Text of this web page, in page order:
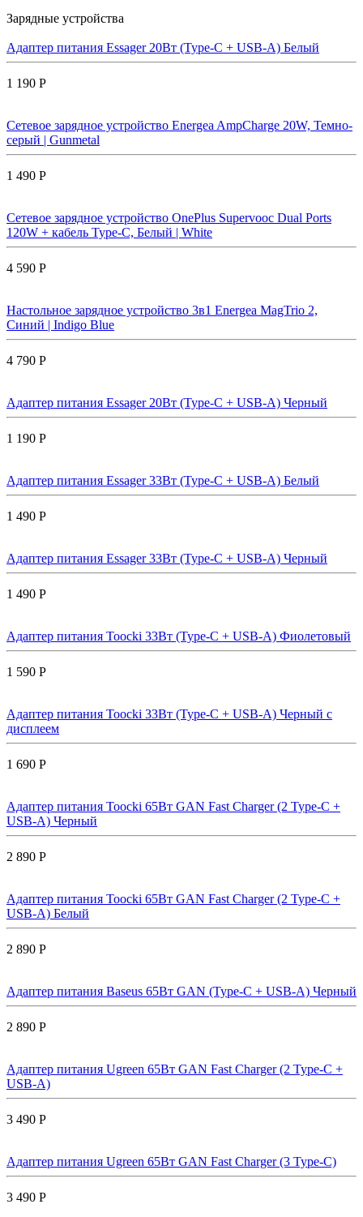
Зарядные устройства
Адаптер питания Essager 20Вт (Type-C + USB-A) Белый
1 190 Р
Сетевое зарядное устройство Energea AmpCharge 20W, Темно-
серый | Gunmetal
1 490 Р
Сетевое зарядное устройство OnePlus Supervooc Dual Ports
120W + кабель Type-C, Белый | White
4 590 Р
Настольное зарядное устройство 3в1 Energea MagTrio 2,
Синий | Indigo Blue
4 790 Р
Адаптер питания Essager 20Вт (Type-C + USB-A) Черный
1 190 Р
Адаптер питания Essager 33Вт (Type-C + USB-A) Белый
1 490 Р
Адаптер питания Essager 33Вт (Type-C + USB-A) Черный
1 490 Р
Адаптер питания Toocki 33Вт (Type-C + USB-A) Фиолетовый
1 590 Р
Адаптер питания Toocki 33Вт (Type-C + USB-A) Черный с
дисплеем
1 690 Р
Адаптер питания Toocki 65Вт GAN Fast Charger (2 Type-C +
USB-A) Черный
2 890 Р
Адаптер питания Toocki 65Вт GAN Fast Charger (2 Type-C +
USB-A) Белый
2 890 Р
Адаптер питания Baseus 65Вт GAN (Type-C + USB-A) Черный
2 890 Р
Адаптер питания Ugreen 65Вт GAN Fast Charger (2 Type-C +
USB-A)
3 490 Р
Адаптер питания Ugreen 65Вт GAN Fast Charger (3 Type-C)
3 490 Р